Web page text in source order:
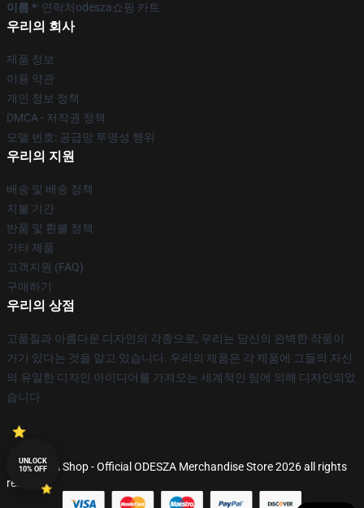
이름 *: 연락처odesza쇼핑 카트
우리의 회사
제품 정보
이용 약관
개인 정보 정책
DMCA - 저작권 정책
모델 번호: 공급망 투명성 행위
우리의 지원
배송 및 배송 정책
지불 기간
반품 및 환불 정책
기타 제품
고객지원 (FAQ)
구매하기
우리의 상점
고품질과 아름다운 디자인의 각종으로, 우리는 당신의 완벽한 작풍이
거기 있다는 것을 알고 있습니다. 우리의 제품은 각 제품에 그들의 자신
의 유일한 디자인 아이디어를 가져오는 세계적인 팀에 의해 디자인되었
습니다.
© ODESZA Shop - Official ODESZA Merchandise Store 2026 all rights
reserved
UNLOCK
10% OFF